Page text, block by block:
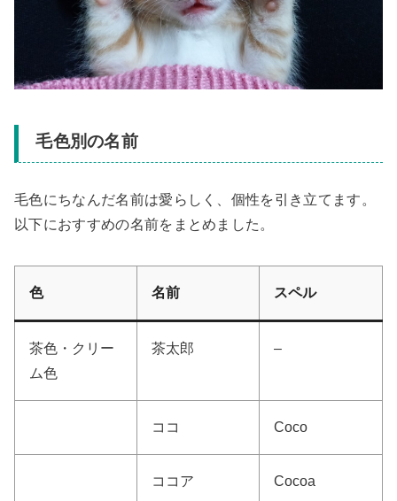
毛色別の名前
毛色にちなんだ名前は愛らしく、個性を引き立てます。
以下におすすめの名前をまとめました。
色 名前 スペル
茶色・クリー
ム色
茶太郎 –
ココ Coco
ココア Cocoa